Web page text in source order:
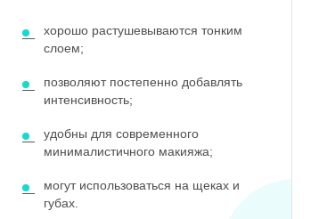
хорошо растушевываются тонким
слоем;
позволяют постепенно добавлять
интенсивность;
удобны для современного
минималистичного макияжа;
могут использоваться на щеках и
губах.